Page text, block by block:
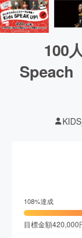
100
Speach
108%達成
目標金額420,000